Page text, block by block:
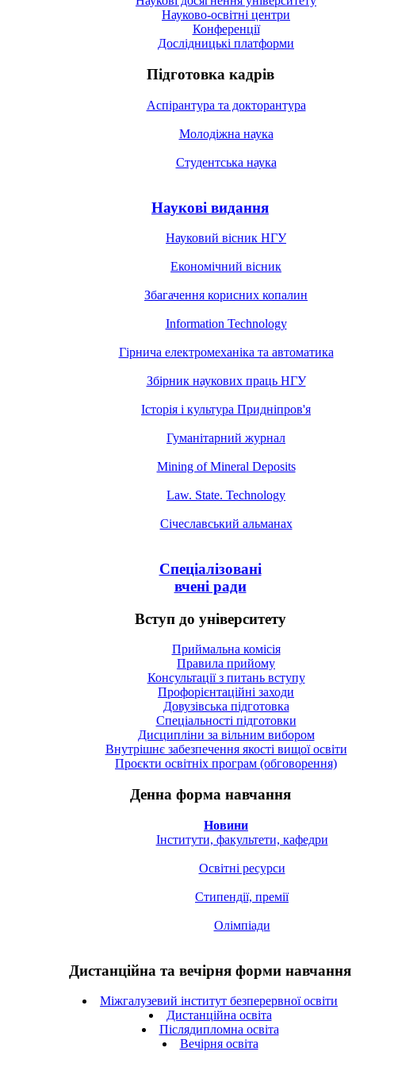
Науково-освітні центри
Конференції
Дослідницькі платформи
Підготовка кадрів
Аспірантура та докторантура
Молодіжна наука
Студентська наука
Наукові видання
Науковий вісник НГУ
Економічний вісник
Збагачення корисних копалин
Information Technology
Гірнича електромеханіка та автоматика
Збірник наукових праць НГУ
Історія і культура Придніпров'я
Гуманітарний журнал
Mining of Mineral Deposits
Law. State. Technology
Січеславський альманах
Спеціалізовані
вчені ради
Вступ до університету
Приймальна комісія
Правила прийому
Консультації з питань вступу
Профорієнтаційні заходи
Довузівська підготовка
Спецiальностi підготовки
Дисципліни за вільним вибором
Внутрішнє забезпечення якості вищої освіти
Проєкти освітніх програм (обговорення)
Денна форма навчання
Новини
Інститути, факультети, кафедри
Освітні ресурси
Стипендії, премії
Олімпіади
Дистанційна та вечірня форми навчання
Міжгалузевий інститут безперервної освіти
Дистанційна освіта
Післядипломна освіта
Вечірня освіта